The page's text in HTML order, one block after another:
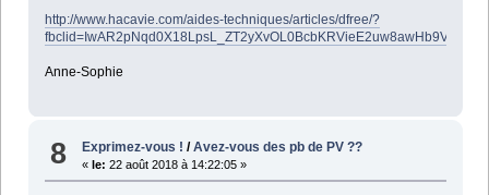
http://www.hacavie.com/aides-techniques/articles/dfree/?
Anne-Sophie
8 Exprimez-vous ! /Avez-vous des pb de PV ??
«le: 22 août 2018 à 14:22:05 »